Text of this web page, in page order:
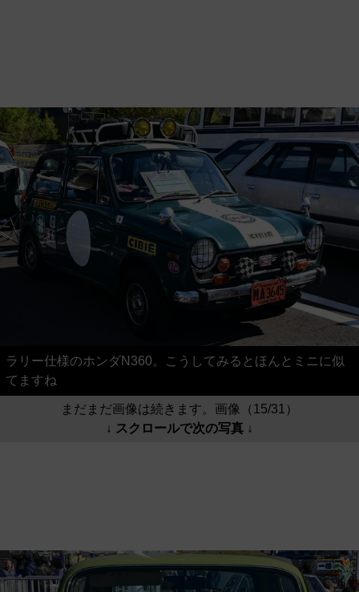
ラリー仕様のホンダN360。こうしてみるとほんとミニに似
てますね
まだまだ画像は続きます。画像（15/31）
↓ スクロールで次の写真 ↓